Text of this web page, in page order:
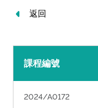
返回
課程編號
2024/A0172